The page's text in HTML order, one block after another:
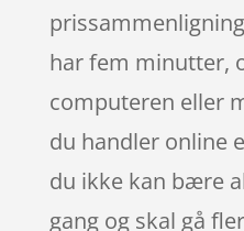
har fem minutter,
computeren eller
du handler online
du ikke kan bære
gang og skal gå